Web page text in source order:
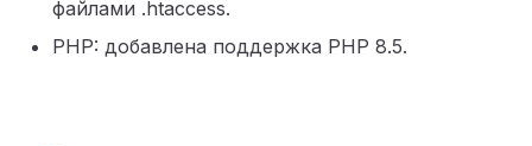
файлами .htaccess.
PHP: добавлена поддержка PHP 8.5.